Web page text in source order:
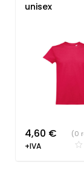
unisex
4,60 €
+IVA
(0